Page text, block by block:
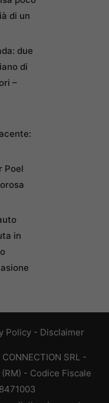
di un
due
di
–
Poel
in
Policy - Disclaimer
SRL -
- Codice Fiscale